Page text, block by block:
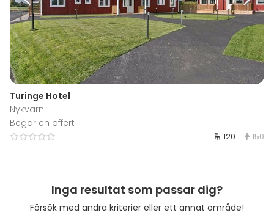
Turinge Hotel
Nykvarn
Begär en offert
120 150
Inga resultat som passar dig?
Försök med andra kriterier eller ett annat område!